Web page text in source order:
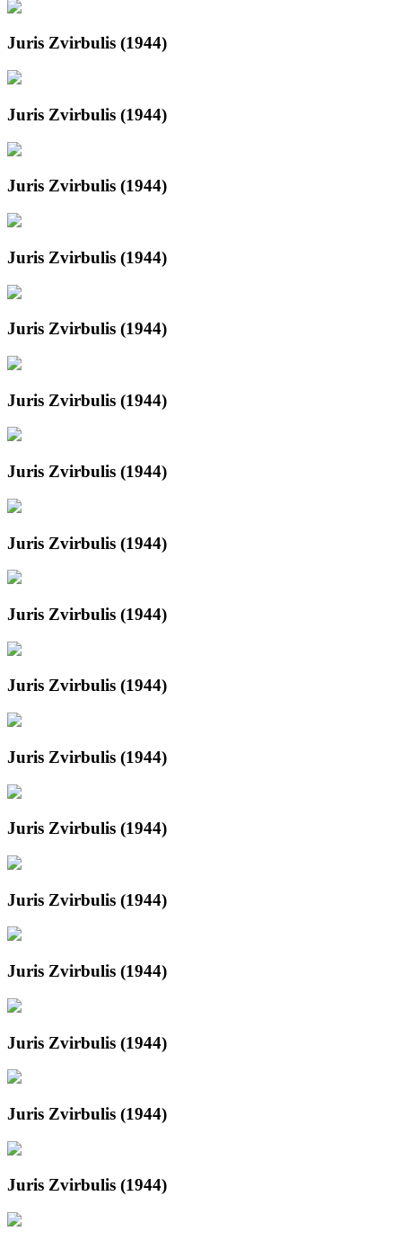
Juris Zvirbulis (1944)
Juris Zvirbulis (1944)
Juris Zvirbulis (1944)
Juris Zvirbulis (1944)
Juris Zvirbulis (1944)
Juris Zvirbulis (1944)
Juris Zvirbulis (1944)
Juris Zvirbulis (1944)
Juris Zvirbulis (1944)
Juris Zvirbulis (1944)
Juris Zvirbulis (1944)
Juris Zvirbulis (1944)
Juris Zvirbulis (1944)
Juris Zvirbulis (1944)
Juris Zvirbulis (1944)
Juris Zvirbulis (1944)
Juris Zvirbulis (1944)